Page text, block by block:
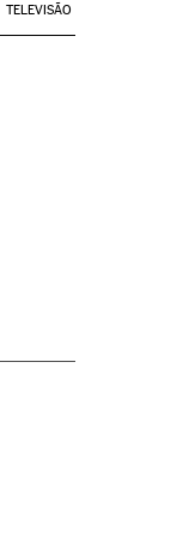
TELEVISÃO